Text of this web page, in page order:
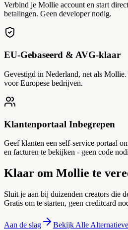
Verbind je Mollie account en start
betalingen. Geen developer nodig.
EU-Gebaseerd & AVG-klaar
Gevestigd in Nederland, net als
voor Europese bedrijven.
Klantenportaal Inbegrepen
Geef klanten een self-service portaal
en facturen te bekijken - geen code
Klaar om Mollie te
Sluit je aan bij duizenden creators die
Gratis om te starten, geen creditcard
Aan de slag Bekijk Alle